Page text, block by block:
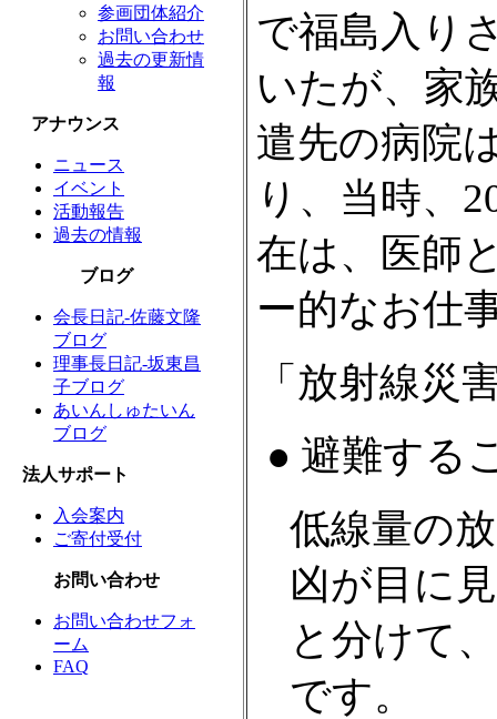
参画団体紹介
お問い合わせ
過去の更新情
報
アナウンス
ニュース
イベント
活動報告
過去の情報
ブログ
会長日記-佐藤文隆
ブログ
理事長日記-坂東昌
子ブログ
あいんしゅたいん
ブログ
法人サポート
入会案内
ご寄付受付
お問い合わせ
お問い合わせフォ
ーム
FAQ
で福島入り
いたが、家
遣先の病院
り、当時、
在は、医師
ー的なお仕
「放射線災
● 避難する
低線量の
凶が目に
と分けて
です。